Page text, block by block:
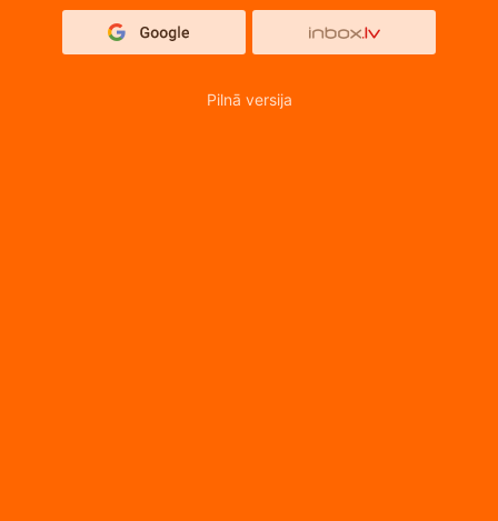
Pilnā versija